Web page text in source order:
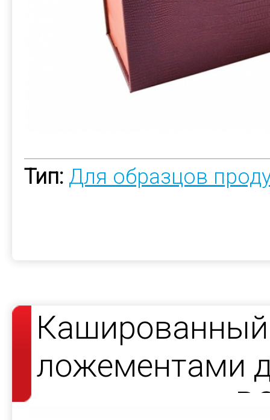
Тип: Для образцов
ложементами
продукции —